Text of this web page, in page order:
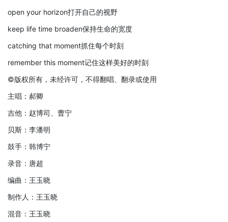
open your horizon打开自己的视野
keep life time broaden保持生命的宽度
catching that moment抓住每个时刻
remember this moment记住这样美好的时刻
©版权所有，未经许可，不得翻唱、翻录或使用
主唱：郝卿
吉他：赵博司、曹宁
贝斯：李潘明
鼓手：韩博宁
录音：唐超
编曲：王玉晓
制作人：王玉晓
混音：王玉晓